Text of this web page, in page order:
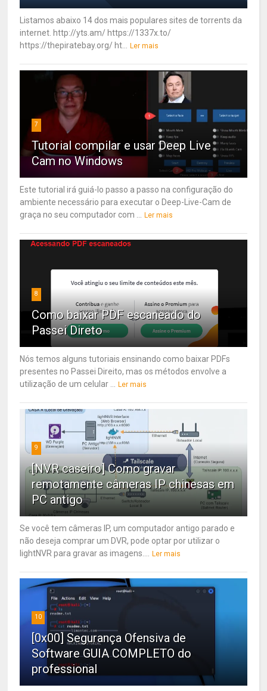
Listamos abaixo 14 dos mais populares sites de torrents da
internet. http://yts.am/ https://1337x.to/
https://thepiratebay.org/ ht...
Ler mais
7
Tutorial compilar e usar Deep Live
Cam no Windows
Este tutorial irá guiá-lo passo a passo na configuração do
ambiente necessário para executar o Deep-Live-Cam de
graça no seu computador com ...
Ler mais
8
Como baixar PDF escaneado do
Passei Direto
Nós temos alguns tutoriais ensinando como baixar PDFs
presentes no Passei Direito, mas os métodos envolve a
utilização de um celular ...
Ler mais
9
[NVR caseiro] Como gravar
remotamente câmeras IP chinesas em
PC antigo
Se você tem câmeras IP, um computador antigo parado e
não deseja comprar um DVR, pode optar por utilizar o
lightNVR para gravar as imagens....
Ler mais
10
[0x00] Segurança Ofensiva de
Software GUIA COMPLETO do
professional